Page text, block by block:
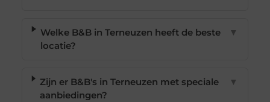
Welke B&B in Terneuzen heeft de beste
locatie?
▼
Zijn er B&B's in Terneuzen met speciale
aanbiedingen?
▼